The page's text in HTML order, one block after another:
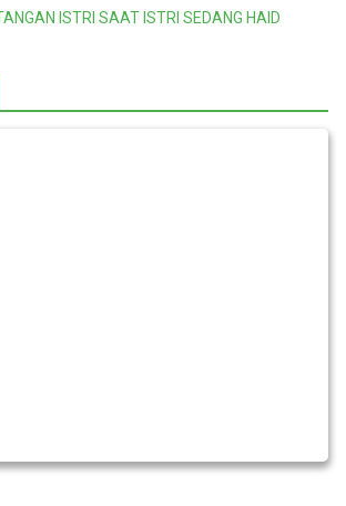
ISTRI SAAT ISTRI SEDANG HAID